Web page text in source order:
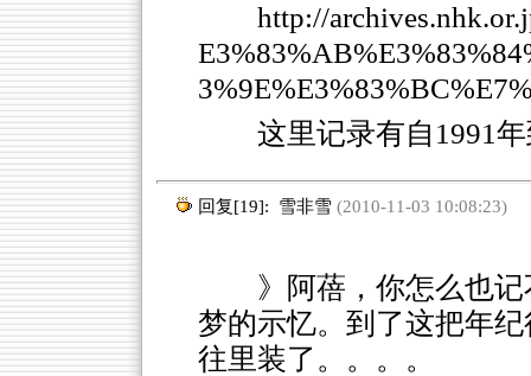
http://
这里记录有自1991
回复[19]: 雪非雪(2010-11-03 10:08:23)
》阿蓓，你怎么也
梦的示忆。到了这把年
往里装了。。。。